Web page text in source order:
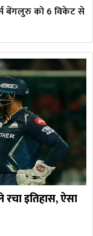
बेंगलुरु को 6 विकेट से
इतिहास, ऐसा